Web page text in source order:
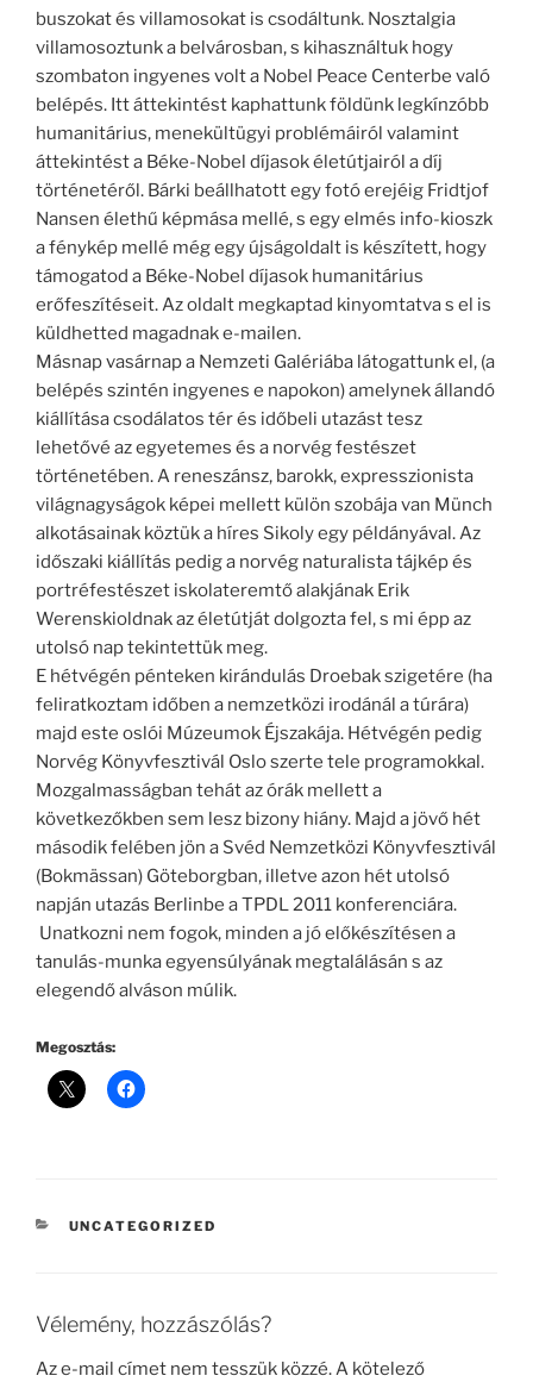
buszokat és villamosokat is csodáltunk. Nosztalgia
villamosoztunk a belvárosban, s kihasználtuk hogy
szombaton ingyenes volt a Nobel Peace Centerbe való
belépés. Itt áttekintést kaphattunk földünk legkínzóbb
humanitárius, menekültügyi problémáiról valamint
áttekintést a Béke-Nobel díjasok életútjairól a díj
történetéről. Bárki beállhatott egy fotó erejéig Fridtjof
Nansen élethű képmása mellé, s egy elmés info-kioszk
a fénykép mellé még egy újságoldalt is készített, hogy
támogatod a Béke-Nobel díjasok humanitárius
erőfeszítéseit. Az oldalt megkaptad kinyomtatva s el is
küldhetted magadnak e-mailen.
Másnap vasárnap a Nemzeti Galériába látogattunk el, (a
belépés szintén ingyenes e napokon) amelynek állandó
kiállítása csodálatos tér és időbeli utazást tesz
lehetővé az egyetemes és a norvég festészet
történetében. A reneszánsz, barokk, expresszionista
világnagyságok képei mellett külön szobája van Münch
alkotásainak köztük a híres Sikoly egy példányával. Az
időszaki kiállítás pedig a norvég naturalista tájkép és
portréfestészet iskolateremtő alakjának Erik
Werenskioldnak az életútját dolgozta fel, s mi épp az
utolsó nap tekintettük meg.
E hétvégén pénteken kirándulás Droebak szigetére (ha
feliratkoztam időben a nemzetközi irodánál a túrára)
majd este oslói Múzeumok Éjszakája. Hétvégén pedig
Norvég Könyvfesztivál Oslo szerte tele programokkal.
Mozgalmasságban tehát az órák mellett a
következőkben sem lesz bizony hiány. Majd a jövő hét
második felében jön a Svéd Nemzetközi Könyvfesztivál
(Bokmässan) Göteborgban, illetve azon hét utolsó
napján utazás Berlinbe a TPDL 2011 konferenciára.
Unatkozni nem fogok, minden a jó előkészítésen a
tanulás-munka egyensúlyának megtalálásán s az
elegendő alváson múlik.
Megosztás:
KATEGÓRIÁK
UNCATEGORIZED
Vélemény, hozzászólás?
Az e-mail címet nem tesszük közzé.A kötelező